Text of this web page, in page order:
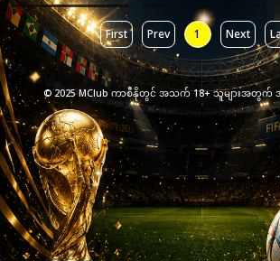
First Prev 1 Next
© 2025 MClub ကာစီနိုတွင် အသက် 18+ သူများအတွက်